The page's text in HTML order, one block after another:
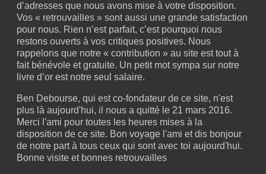
d’adresses que nous avons mise à votre disposition.
Vos « retrouvailles » sont aussi une grande satisfaction
pour nous. Rien n’est parfait, c’est pourquoi nous
restons ouverts à vos critiques positives. Nous
rappelons que notre « contribution » au site est tout à
fait bénévole et gratuite. Un petit mot sympa sur notre
livre d’or est notre seul salaire.
Ben Debourse, qui est co-fondateur de ce site, n'est
plus là aujourd'hui, il nous a quitté le 21 mars 2016.
Merci l'ami pour toutes les heures mises à la
disposition de ce site. Bon voyage l'ami et dis bonjour
de notre part à tous ceux qui sont avec toi aujourd'hui.
Bonne visite et bonnes retrouvailles